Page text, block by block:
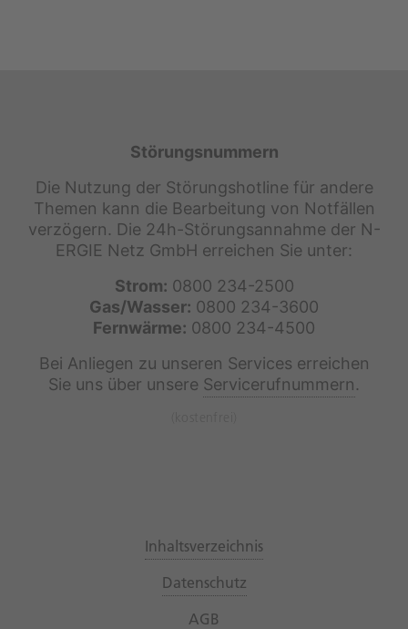
Störungsnummern
Die Nutzung der Störungshotline für andere
Themen kann die Bearbeitung von Notfällen
verzögern. Die 24h-Störungsannahme der N-
ERGIE Netz GmbH erreichen Sie unter:
Strom: 0800 234-2500
Gas/Wasser: 0800 234-3600
Fernwärme: 0800 234-4500
Bei Anliegen zu unseren Services erreichen
Sie uns über unsere Servicerufnummern.
Inhaltsverzeichnis
Datenschutz
AGB